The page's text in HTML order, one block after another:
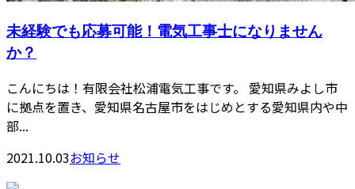
未経験でも応募可能！電気工事士になりません
か？
こんにちは！有限会社松浦電気工事です。 愛知県みよし市
に拠点を置き、愛知県名古屋市をはじめとする愛知県内や中
部...
2021.10.03お知らせ